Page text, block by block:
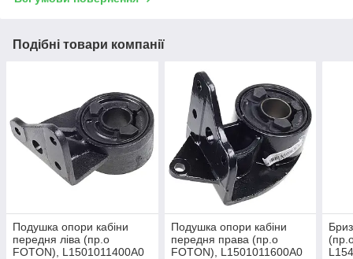
Подібні товари компанії
Подушка опори кабіни
передня ліва (пр.о
FOTON), L1501011400A0
Подушка опори кабіни
передня права (пр.о
FOTON), L1501011600A0